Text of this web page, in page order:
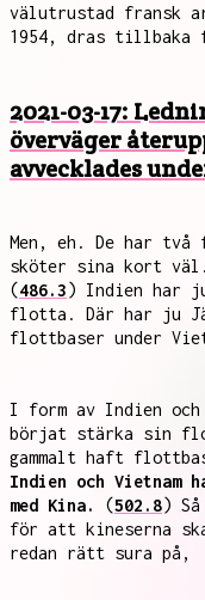
välutrustad fransk
1954, dras tillbaka
2021-03-17:
överväger
avvecklades
Men, eh. De har
sköter sina kort
(486.3) Indien har
flotta. Där har ju
flottbaser under
I form av Indien och
börjat stärka sin
gammalt haft
Indien och Vietnam
med Kina.
(502.8)
för att kineserna
redan rätt sura på,